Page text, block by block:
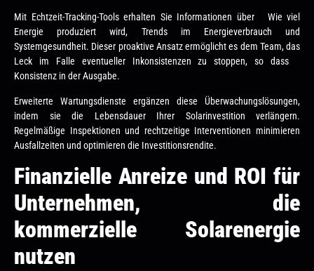
Mit Echtzeit-Tracking-Tools erhalten Sie Informationen über Wie viel
Energie produziert wird, Trends im Energieverbrauch und
Systemgesundheit. Dieser proaktive Ansatz ermöglicht es dem Team, das
Leck im Falle eventueller Inkonsistenzen zu stoppen, so dass
Konsistenz in der Ausgabe.
Erweiterte Wartungsdienste ergänzen diese Überwachungslösungen,
indem sie die Lebensdauer Ihrer Solarinvestition verlängern.
Regelmäßige Inspektionen und rechtzeitige Interventionen minimieren
Ausfallzeiten und optimieren die Investitionsrendite.
Finanzielle Anreize und ROI für
Unternehmen, die
kommerzielle Solarenergie
nutzen